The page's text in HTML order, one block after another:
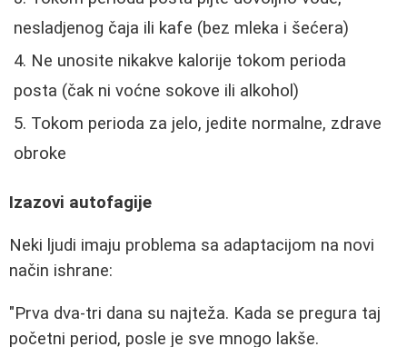
nesladjenog čaja ili kafe (bez mleka i šećera)
Ne unosite nikakve kalorije tokom perioda
posta (čak ni voćne sokove ili alkohol)
Tokom perioda za jelo, jedite normalne, zdrave
obroke
Izazovi autofagije
Neki ljudi imaju problema sa adaptacijom na novi
način ishrane:
"Prva dva-tri dana su najteža. Kada se pregura taj
početni period, posle je sve mnogo lakše.